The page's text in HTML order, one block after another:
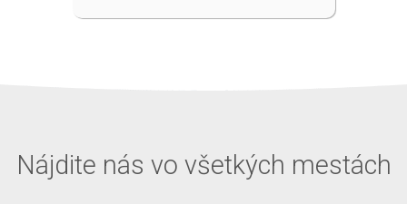
Nájdite nás vo všetkých mestách